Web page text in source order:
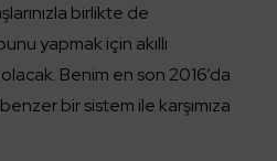
birlikte de
yapmak için akıllı
Benim en son 2016’da
bir sistem ile karşımıza